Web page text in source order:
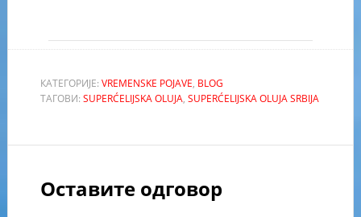
КАТЕГОРИЈЕ: VREMENSKE POJAVE, BLOG
ТАГОВИ: SUPERĆELIJSKA OLUJA, SUPERĆELIJSKA OLUJA SRBIJA
Оставите одговор